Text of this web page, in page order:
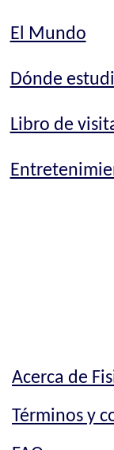
El Mundo
Dónde
Libro de
Acerca de
Términos y